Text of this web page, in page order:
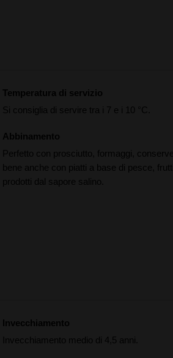
Temperatura di servizio
Si consiglia di servire tra i 7 e i 10 °C.
Abbinamento
Perfetto con prosciutto, formaggi,
bene anche con piatti a base di pesce,
prodotti dal sapore salino.
Invecchiamento
Invecchiamento medio di 4,5 anni.